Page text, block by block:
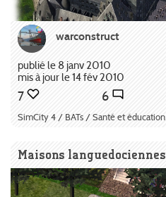
warconstruct
publié le 8 janv 2010
mis à jour le 14 fév 2010
7 6
SimCity 4 / BATs / Santé et éducation
Maisons languedociennes